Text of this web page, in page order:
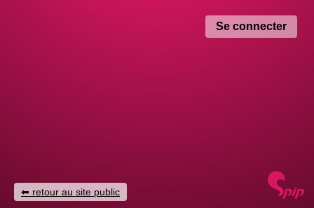
retour au site public